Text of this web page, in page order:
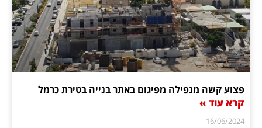
פצוע קשה מנפילה מפיגום באתר בנייה בטירת כרמל
קרא עוד »
16/06/2024